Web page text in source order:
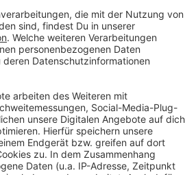
dort schon etwas länger erprobt
6 solcher Modellregionen
dafür ist, dass in
Infektionsgeschehen über IT-
nachvollziehbar ist.